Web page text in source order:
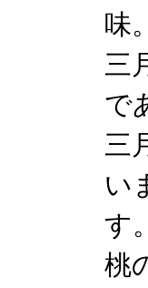
味
三
で
三
い
す
桃